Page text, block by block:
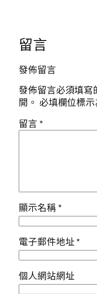
留言
發佈留言
發佈留言必須填寫
開。 必填欄位標示
留言*
顯示名稱*
電子郵件地址*
個人網站網址